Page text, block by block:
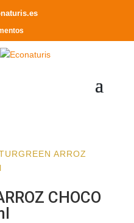
ARROZ
CHOCO